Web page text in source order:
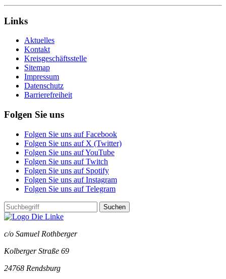
Links
Aktuelles
Kontakt
Kreisgeschäftsstelle
Sitemap
Impressum
Datenschutz
Barrierefreiheit
Folgen Sie uns
Folgen Sie uns auf Facebook
Folgen Sie uns auf X (Twitter)
Folgen Sie uns auf YouTube
Folgen Sie uns auf Twitch
Folgen Sie uns auf Spotify
Folgen Sie uns auf Instagram
Folgen Sie uns auf Telegram
Suchen
c/o Samuel Rothberger
Kolberger Straße 69
24768 Rendsburg